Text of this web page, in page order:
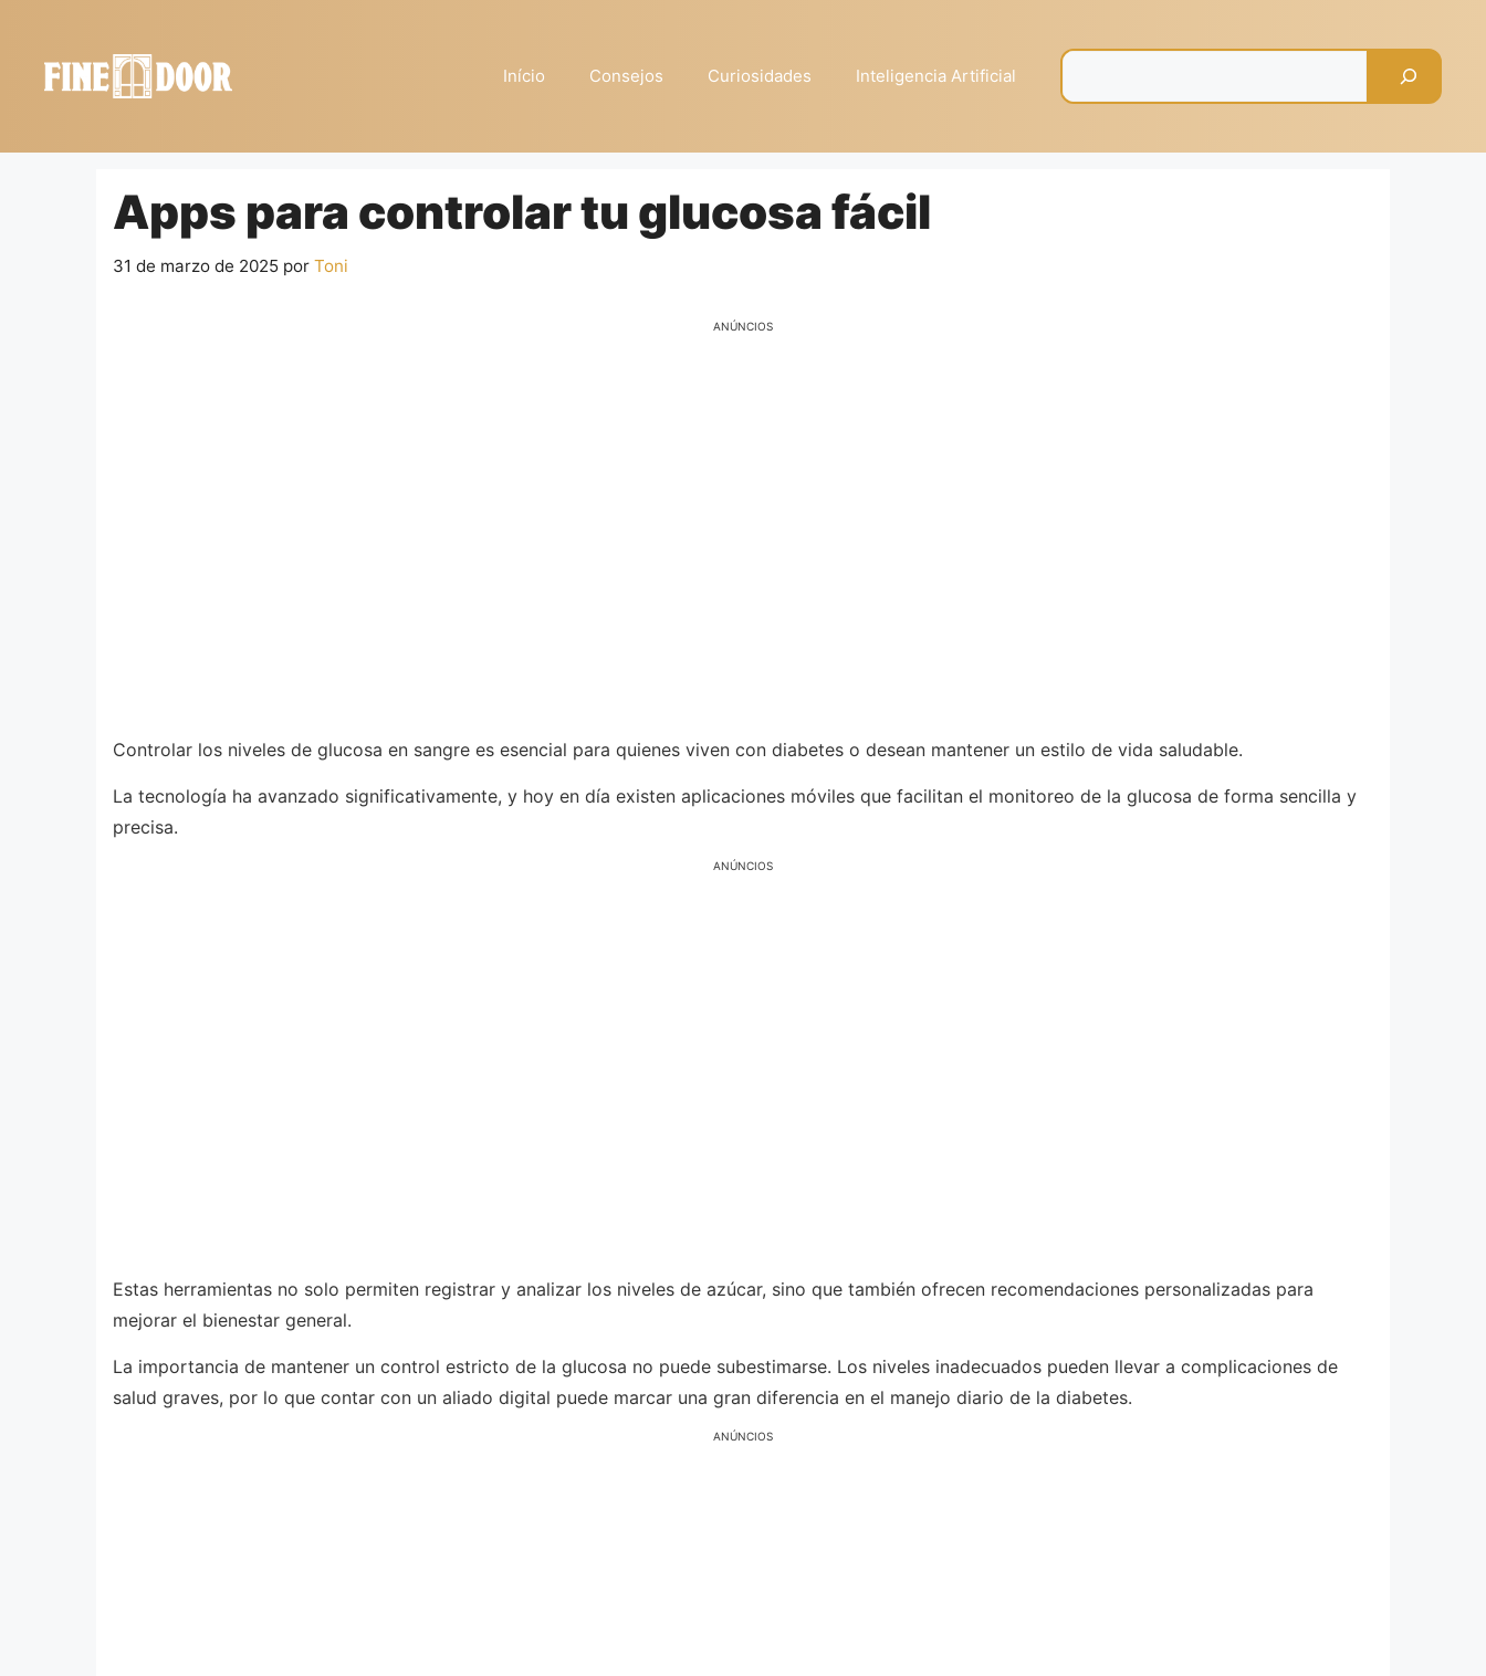
contenido
Início Consejos Curiosidades Inteligencia Artificial
Apps para controlar tu glucosa fácil
31 de marzo de 2025 por Toni
ANÚNCIOS
Controlar los niveles de glucosa en sangre es esencial para quienes viven con diabetes o desean mantener un estilo de vida saludable.
La tecnología ha avanzado significativamente, y hoy en día existen aplicaciones móviles que facilitan el monitoreo de la glucosa de forma sencilla y
precisa.
ANÚNCIOS
Estas herramientas no solo permiten registrar y analizar los niveles de azúcar, sino que también ofrecen recomendaciones personalizadas para
mejorar el bienestar general.
La importancia de mantener un control estricto de la glucosa no puede subestimarse. Los niveles inadecuados pueden llevar a complicaciones de
salud graves, por lo que contar con un aliado digital puede marcar una gran diferencia en el manejo diario de la diabetes.
ANÚNCIOS